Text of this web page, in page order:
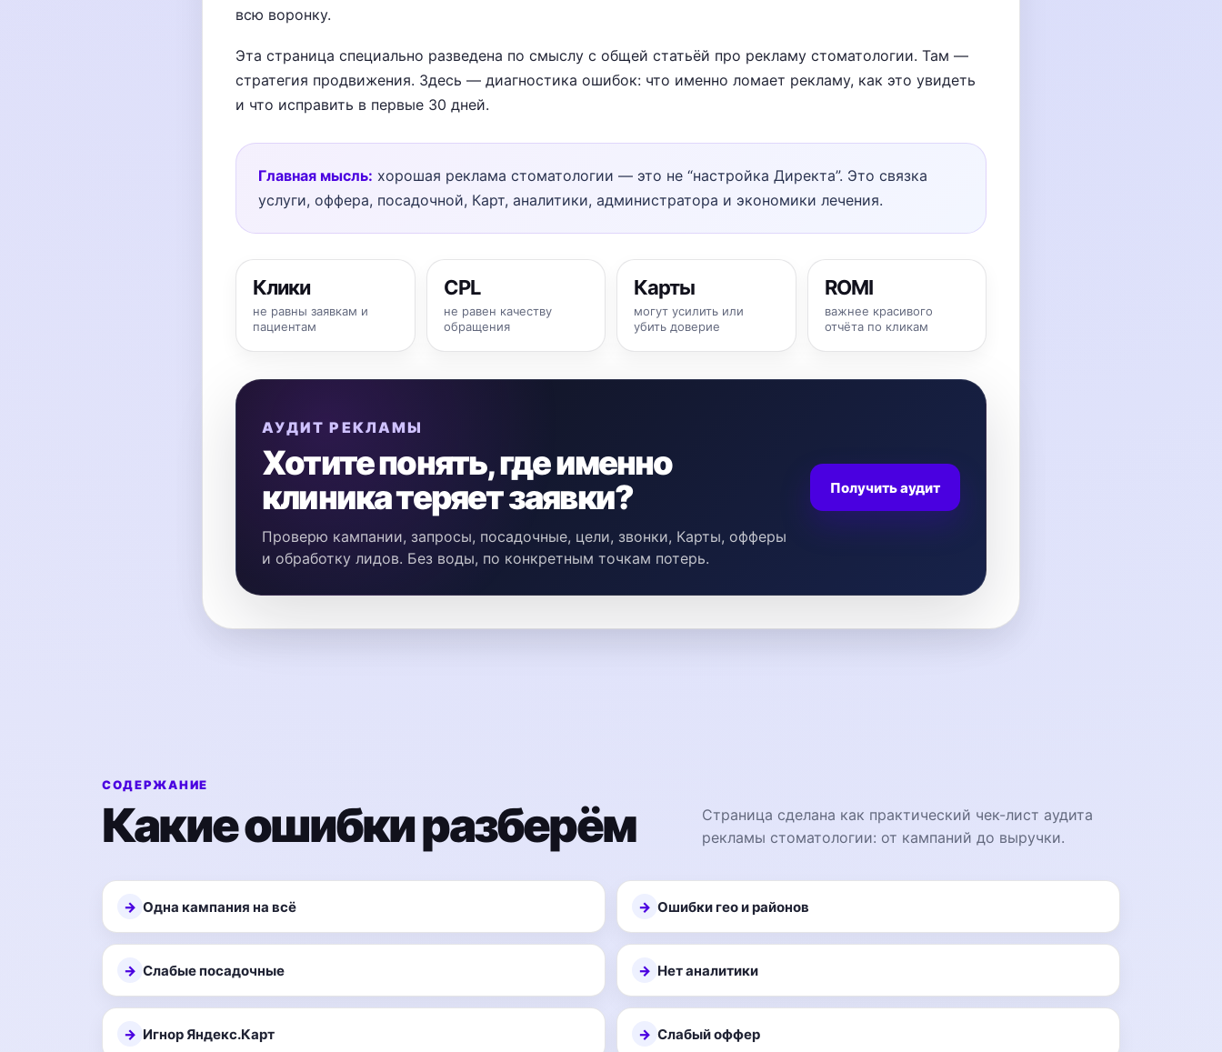
всю воронку.
Эта страница специально разведена по смыслу с общей статьёй про рекламу стоматологии. Там —
стратегия продвижения. Здесь — диагностика ошибок: что именно ломает рекламу, как это увидеть
и что исправить в первые 30 дней.
Главная мысль: хорошая реклама стоматологии — это не “настройка Директа”. Это связка
услуги, оффера, посадочной, Карт, аналитики, администратора и экономики лечения.
Клики
не равны заявкам и
пациентам
CPL
не равен качеству
обращения
Карты
могут усилить или
убить доверие
ROMI
важнее красивого
отчёта по кликам
АУДИТ РЕКЛАМЫ
Хотите понять, где именно
клиника теряет заявки?
Проверю кампании, запросы, посадочные, цели, звонки, Карты, офферы
и обработку лидов. Без воды, по конкретным точкам потерь.
Получить аудит
СОДЕРЖАНИЕ
Какие ошибки разберём
Страница сделана как практический чек-лист аудита
рекламы стоматологии: от кампаний до выручки.
Одна кампания на всё Ошибки гео и районов
Слабые посадочные Нет аналитики
Игнор Яндекс.Карт Слабый оффер